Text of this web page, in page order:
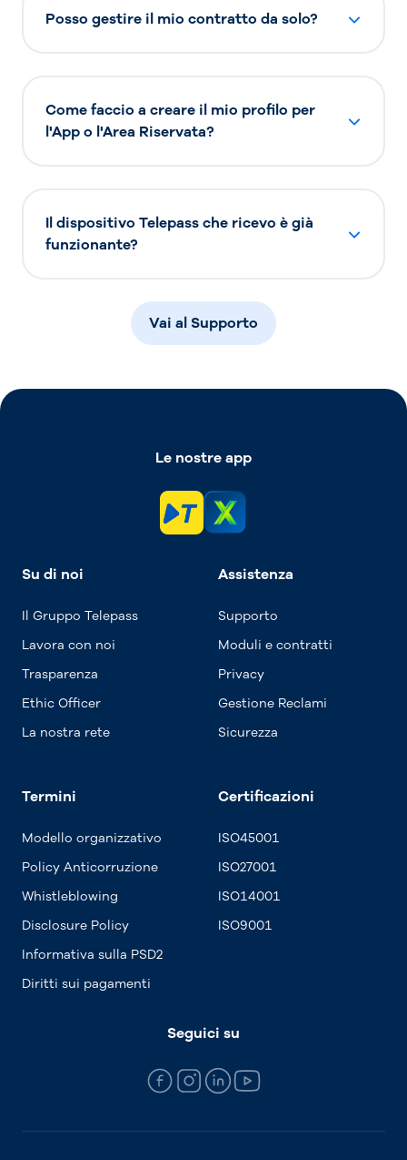
Posso gestire il mio contratto da solo?
Come faccio a creare il mio profilo per
l'App o l'Area Riservata?
Il dispositivo Telepass che ricevo è già
funzionante?
Vai al Supporto
Le nostre app
Su di noi
Il Gruppo Telepass
Lavora con noi
Trasparenza
Ethic Officer
La nostra rete
Assistenza
Supporto
Moduli e contratti
Privacy
Gestione Reclami
Sicurezza
Termini
Modello organizzativo
Policy Anticorruzione
Whistleblowing
Disclosure Policy
Informativa sulla PSD2
Diritti sui pagamenti
Certificazioni
ISO45001
ISO27001
ISO14001
ISO9001
Seguici su